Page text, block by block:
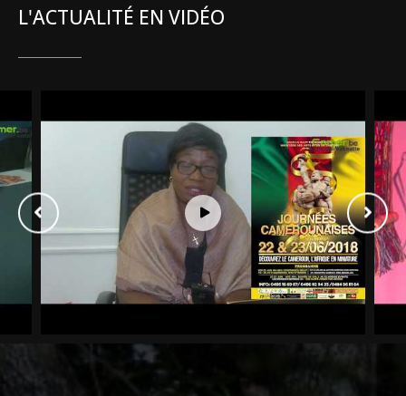
L'ACTUALITÉ EN VIDÉO